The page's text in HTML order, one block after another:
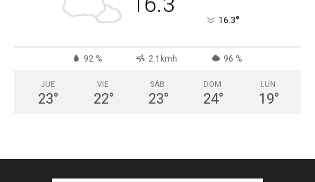
16.3°
92 % 2.1kmh 96 %
JUE
23°
VIE
22°
SÁB
23°
DOM
24°
LUN
19°